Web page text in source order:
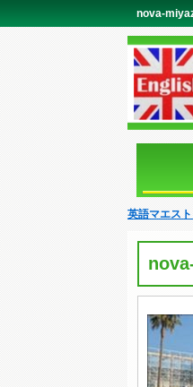
nova-
英語マエス